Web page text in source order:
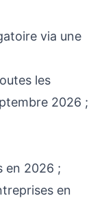
via une
les
2026 ;
en 2026 ;
en